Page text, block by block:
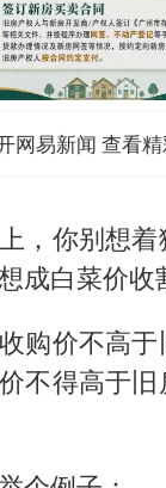
网易新闻 查看
，你别想
成白菜价收
购价不高于
不得高于